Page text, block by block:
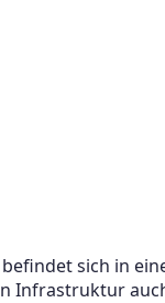
sich in
Infrastruktur